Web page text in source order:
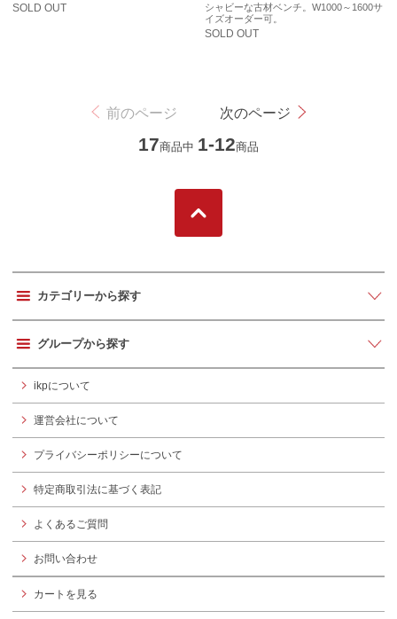
SOLD OUT
シャビーな古材ベンチ。W1000～1600サ
イズオーダー可。
SOLD OUT
前のページ 次のページ
17商品中 1-12商品
カテゴリーから探す
グループから探す
ikpについて
運営会社について
プライバシーポリシーについて
特定商取引法に基づく表記
よくあるご質問
お問い合わせ
カートを見る